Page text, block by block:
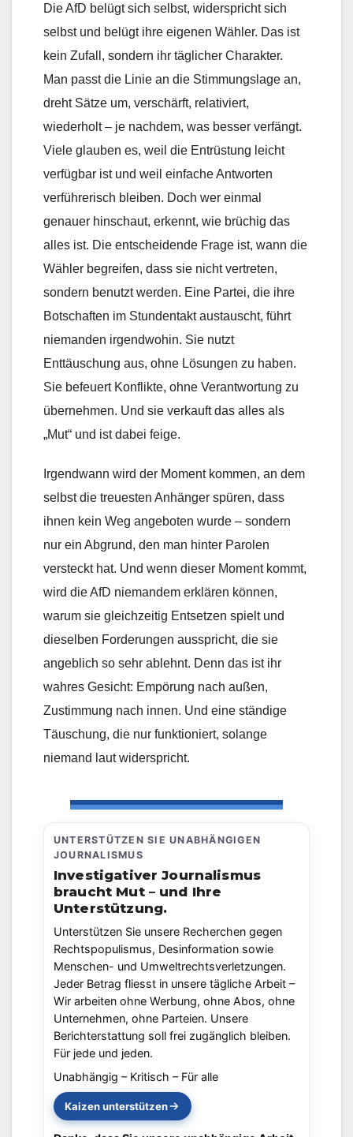
Die AfD belügt sich selbst, widerspricht sich
selbst und belügt ihre eigenen Wähler. Das ist
kein Zufall, sondern ihr täglicher Charakter.
Man passt die Linie an die Stimmungslage an,
dreht Sätze um, verschärft, relativiert,
wiederholt – je nachdem, was besser verfängt.
Viele glauben es, weil die Entrüstung leicht
verfügbar ist und weil einfache Antworten
verführerisch bleiben. Doch wer einmal
genauer hinschaut, erkennt, wie brüchig das
alles ist. Die entscheidende Frage ist, wann die
Wähler begreifen, dass sie nicht vertreten,
sondern benutzt werden. Eine Partei, die ihre
Botschaften im Stundentakt austauscht, führt
niemanden irgendwohin. Sie nutzt
Enttäuschung aus, ohne Lösungen zu haben.
Sie befeuert Konflikte, ohne Verantwortung zu
übernehmen. Und sie verkauft das alles als
„Mut“ und ist dabei feige.
Irgendwann wird der Moment kommen, an dem
selbst die treuesten Anhänger spüren, dass
ihnen kein Weg angeboten wurde – sondern
nur ein Abgrund, den man hinter Parolen
versteckt hat. Und wenn dieser Moment kommt,
wird die AfD niemandem erklären können,
warum sie gleichzeitig Entsetzen spielt und
dieselben Forderungen ausspricht, die sie
angeblich so sehr ablehnt. Denn das ist ihr
wahres Gesicht: Empörung nach außen,
Zustimmung nach innen. Und eine ständige
Täuschung, die nur funktioniert, solange
niemand laut widerspricht.
UNTERSTÜTZEN SIE UNABHÄNGIGEN
JOURNALISMUS
Investigativer Journalismus
braucht Mut – und Ihre
Unterstützung.
Unterstützen Sie unsere Recherchen gegen
Rechtspopulismus, Desinformation sowie
Menschen- und Umweltrechtsverletzungen.
Jeder Betrag fliesst in unsere tägliche Arbeit –
Wir arbeiten ohne Werbung, ohne Abos, ohne
Unternehmen, ohne Parteien. Unsere
Berichterstattung soll frei zugänglich bleiben.
Für jede und jeden.
Unabhängig – Kritisch – Für alle
Kaizen unterstützen